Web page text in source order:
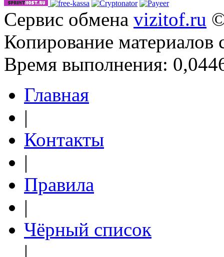
Сервис обмена vizitof.ru
Копирование материалов
Время выполнения:
Главная
|
Контакты
|
Правила
|
Чёрный список
|